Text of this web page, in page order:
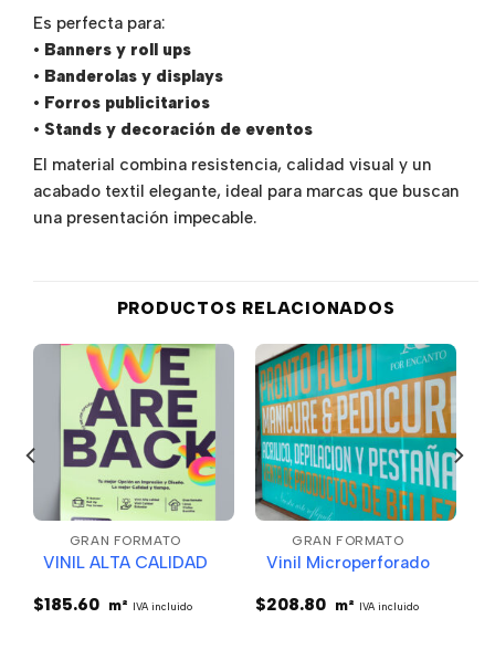
Es perfecta para:
• Banners y roll ups
• Banderolas y displays
• Forros publicitarios
• Stands y decoración de eventos
El material combina resistencia, calidad visual y un
acabado textil elegante, ideal para marcas que buscan
una presentación impecable.
PRODUCTOS RELACIONADOS
GRAN FORMATO
VINIL ALTA CALIDAD
$185.60 m² IVA incluido
GRAN FORMATO
Vinil Microperforado
$208.80 m² IVA incluido